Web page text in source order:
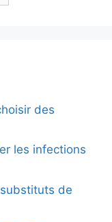
des
les infections
de